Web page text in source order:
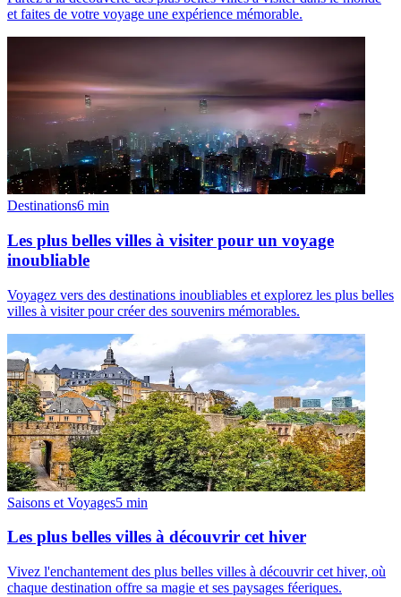
et faites de votre voyage une expérience mémorable.
Destinations6 min
Les plus belles villes à visiter pour un voyage
inoubliable
Voyagez vers des destinations inoubliables et explorez les plus belles
villes à visiter pour créer des souvenirs mémorables.
Saisons et Voyages5 min
Les plus belles villes à découvrir cet hiver
Vivez l'enchantement des plus belles villes à découvrir cet hiver, où
chaque destination offre sa magie et ses paysages féeriques.